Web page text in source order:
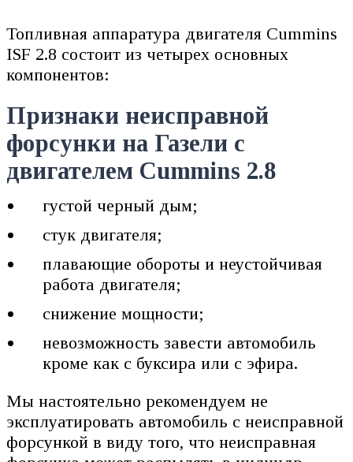
Топливная аппаратура двигателя Cummins
ISF 2.8 состоит из четырех основных
компонентов:
Признаки неисправной
форсунки на Газели с
двигателем Cummins 2.8
густой черный дым;
стук двигателя;
плавающие обороты и неустойчивая
работа двигателя;
снижение мощности;
невозможность завести автомобиль
кроме как с буксира или с эфира.
Мы настоятельно рекомендуем не
эксплуатировать автомобиль с неисправной
форсункой в виду того, что неисправная